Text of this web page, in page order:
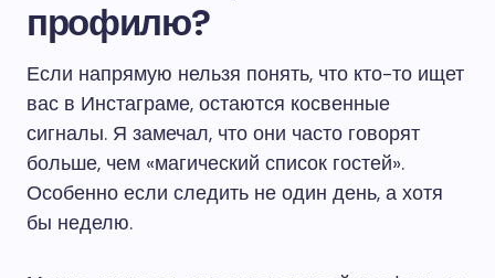
профилю?
Если напрямую нельзя понять, что кто-то ищет
вас в Инстаграме, остаются косвенные
сигналы. Я замечал, что они часто говорят
больше, чем «магический список гостей».
Особенно если следить не один день, а хотя
бы неделю.